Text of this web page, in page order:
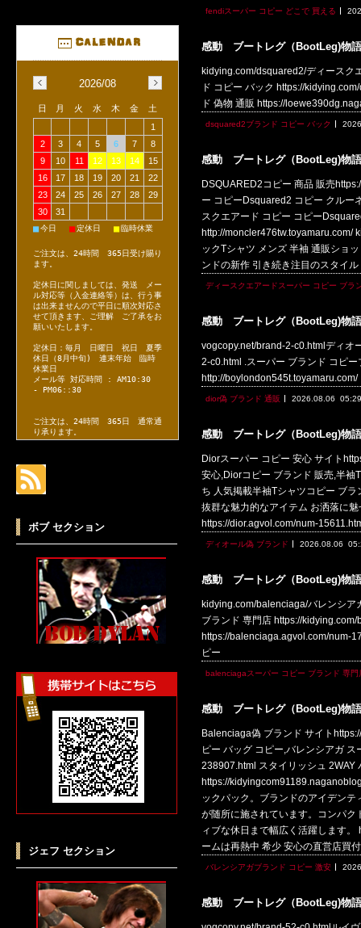
fendiスーパー コピー どこで 買える
感動 ブートレグ（BootLeg)物語
kidying.com/dsquared2/ディースク
ド コピー バック https://
ド 偽物 通販 https://
dsquared2ブランド コピー バック
感動 ブートレグ（BootLeg)物語
DSQUARED2コピー 商品 販売
ー コピーDsquared2 コピー クルー
スクエアード コピー コピー
http://moncler476tw.toyamaru.com/
ックTシャツ メンズ 半袖 通販ショ
ンドの新作 引き続き注目のスタイ
ディースクエアードスーパー コピー ブラ
感動 ブートレグ（BootLeg)物語
vogcopy.net/brand-2-c0.htmlディオ
2-c0.html .スーパー ブランド コピ
http://boylondon545t.toyamaru.com/
dior偽 ブランド 通販 2026.08.06 05:29
感動 ブートレグ（BootLeg)物語
Diorスーパー コピー 安心 サイト
安心,Diorコピー ブランド 販売,半
ち 人気掲載半袖Tシャツコピー ブ
抜群な魅力的なアイテム お洒落に
https://dior.agvol.com/num-
ディオール偽 ブランド 2026.08.06
感動 ブートレグ（BootLeg)物語
kidying.com/balenciaga/バレンシ
ブランド 専門店 https://
https://balenciaga.agvol.com/num-
ピー
balenciagaスーパー コピー ブランド 専門
感動 ブートレグ（BootLeg)物語
Balenciaga偽 ブランド サイト
ピー バッグ コピー,バレンシアガ
238907.html スタイリッシュ 2WAY
https://
ックパック。ブランドのアイデン
が随所に施されています。コンパ
ィブな休日まで幅広く活躍します
ームは再熱中 希少 安心の直営店買
バレンシアガブランド コピー 激安
感動 ブートレグ（BootLeg)物語
2026/08
日 月 火 水 木 金
土
1
2
3 4 5 6 7
8
9
10 11 12 13 14
15
16
17 18 19 20 21
22
23
24 25 26 27 28
29
30
31
■今日 ■定休日 ■臨時休業
ご注文は、24時間 365日受け賜り
ます。
定休日に関しましては、発送 メー
ル対応等（入金連絡等）は、行う事
は出来ませんので平日に順次対応さ
せて頂きます、ご理解 ご了承をお
願いいたします。
定休日：毎月 日曜日 祝日 夏季
休日（8月中旬) 連末年始 臨時
休業日
メール等 対応時間 : AM10:30
- PM06::30
ご注文は、24時間 365日 通常通
り承ります。
ボブ セクション
ジェフ セクション